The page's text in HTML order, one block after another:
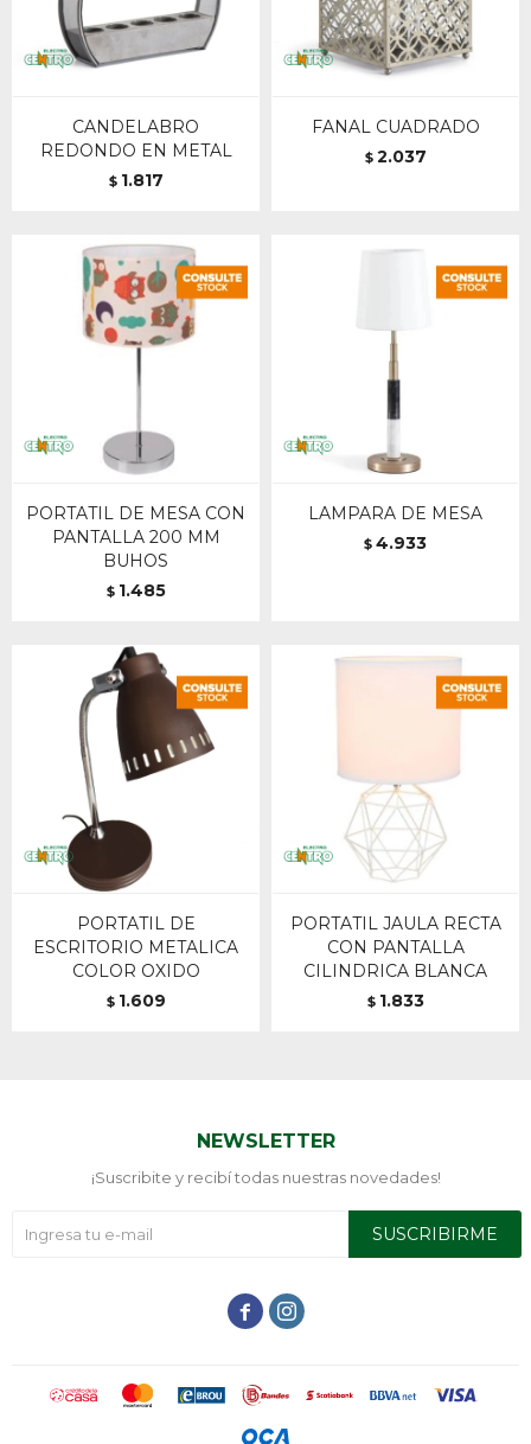
CANDELABRO
REDONDO EN METAL
$ 1.817
FANAL CUADRADO
$ 2.037
PORTATIL DE MESA CON
PANTALLA 200 MM
BUHOS
$ 1.485
LAMPARA DE MESA
$ 4.933
PORTATIL DE
ESCRITORIO METALICA
COLOR OXIDO
$ 1.609
PORTATIL JAULA RECTA
CON PANTALLA
CILINDRICA BLANCA
$ 1.833
NEWSLETTER
¡Suscribite y recibí todas nuestras novedades!
SUSCRIBIRME
 